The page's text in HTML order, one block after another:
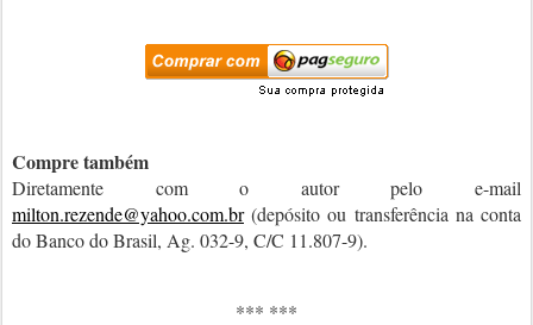
Compre também
Diretamente com o autor pelo e-mail
milton.rezende@yahoo.com.br (depósito ou transferência na conta
doBanco do Brasil, Ag. 032-9, C/C 11.807-9).
*** ***